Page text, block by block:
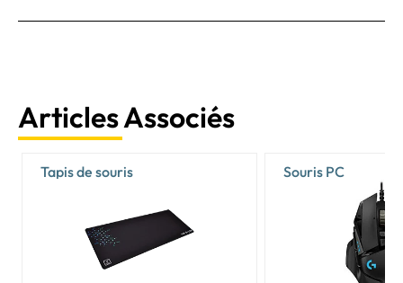
Articles Associés
Tapis de souris Souris PC